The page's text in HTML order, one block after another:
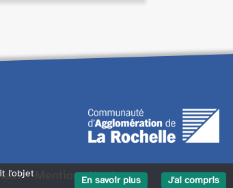
Mentions légales
l'objet
En savoir plus J'ai compris